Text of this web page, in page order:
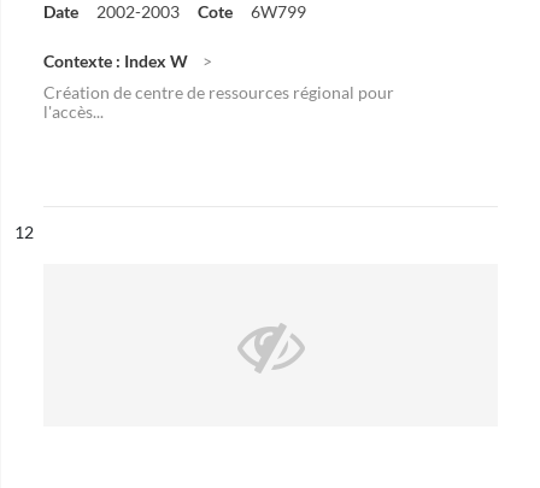
Date 2002-2003 Cote 6W799
Contexte : Index W
Création de centre de ressources régional pour
l'accès...
n°
12